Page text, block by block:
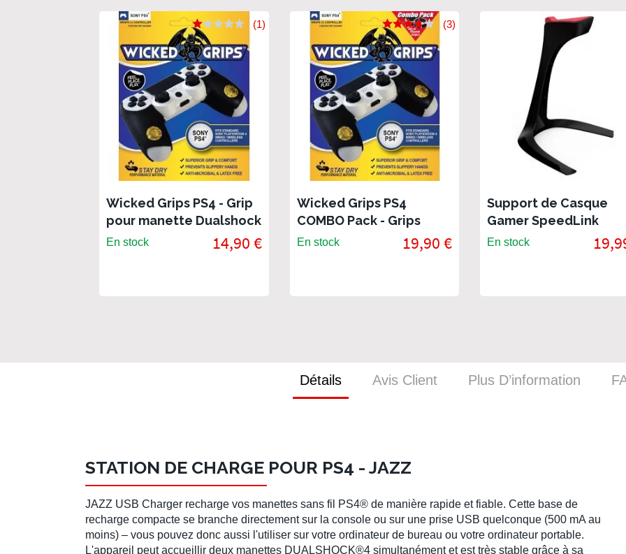
Wicked Grips PS4 - Grip
pour manette Dualshock
4
(1)
En stock 14,90 €
Wicked Grips PS4
COMBO Pack - Grips
pour manette Dualshock
(3)
En stock 19,90 €
Support de Casque
Gamer SpeedLink
Excedo
En stock
Détails
STATION DE CHARGE POUR PS4 - JAZZ
JAZZ USB Charger recharge vos manettes sans fil PS4® de manière rapide et fiable. Cette base de
recharge compacte se branche directement sur la console ou sur une prise USB quelconque (500 mA au
moins) – vous pouvez donc aussi l'utiliser sur votre ordinateur de bureau ou votre ordinateur portable.
L'appareil peut accueillir deux manettes DUALSHOCK®4 simultanément et est très stable grâce à sa
Avis Client Plus D’information